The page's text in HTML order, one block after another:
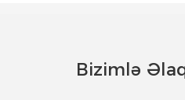
Bizimlə